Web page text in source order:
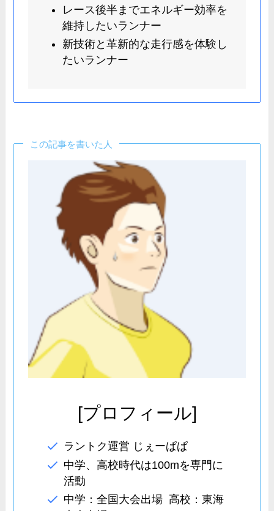
レース後半までエネルギー効率を
維持したいランナー
新技術と革新的な走行感を体験し
たいランナー
この記事を書いた人
[プロフィール]
ラントク運営 じぇーぱぱ
中学、高校時代は100mを専門に
活動
中学：全国大会出場 高校：東海